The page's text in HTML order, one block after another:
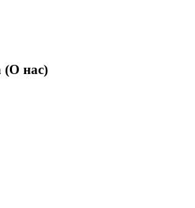
(О нас)